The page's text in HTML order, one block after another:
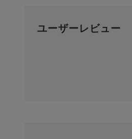
ユーザーレビュー